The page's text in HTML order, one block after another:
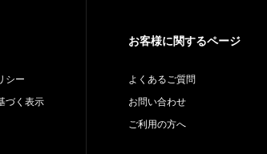
シー
づく表示
お客様に関するページ
よくあるご質問
お問い合わせ
ご利用の方へ